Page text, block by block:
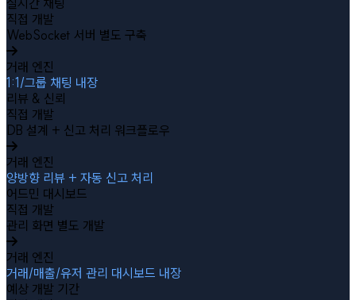
실시간 채팅
직접 개발
WebSocket 서버 별도 구축
거래 엔진
1:1/그룹 채팅 내장
리뷰 & 신뢰
직접 개발
DB 설계 + 신고 처리 워크플로우
거래 엔진
양방향 리뷰 + 자동 신고 처리
어드민 대시보드
직접 개발
관리 화면 별도 개발
거래 엔진
거래/매출/유저 관리 대시보드 내장
예상 개발 기간